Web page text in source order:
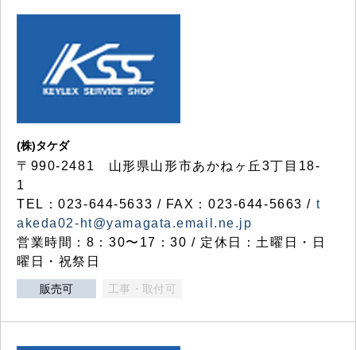
(株)タケダ
〒990-2481 山形県山形市あかねヶ丘3丁目18-
1
TEL：023-644-5633 / FAX：023-644-5663 / t
akeda02-ht@yamagata.email.ne.jp
営業時間：8：30〜17：30 / 定休日：土曜日・日
曜日・祝祭日
販売可 工事・取付可